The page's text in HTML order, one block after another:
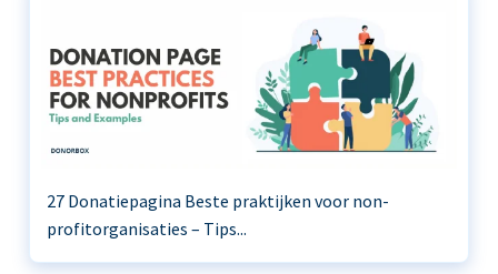
27 Donatiepagina Beste praktijken voor non-
profitorganisaties – Tips...